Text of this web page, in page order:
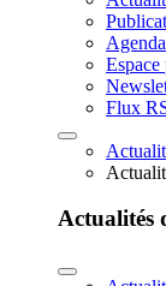
Agenda
Espace
Flux
Actualités